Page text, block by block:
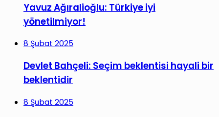
Yavuz Ağıralioğlu: Türkiye iyi
yönetilmiyor!
8 Şubat 2025
Devlet Bahçeli: Seçim beklentisi hayali bir
beklentidir
8 Şubat 2025